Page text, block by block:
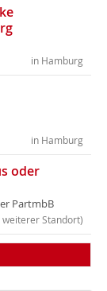
in Hamburg
in Hamburg
oder
PartmbB
weiterer Standort)